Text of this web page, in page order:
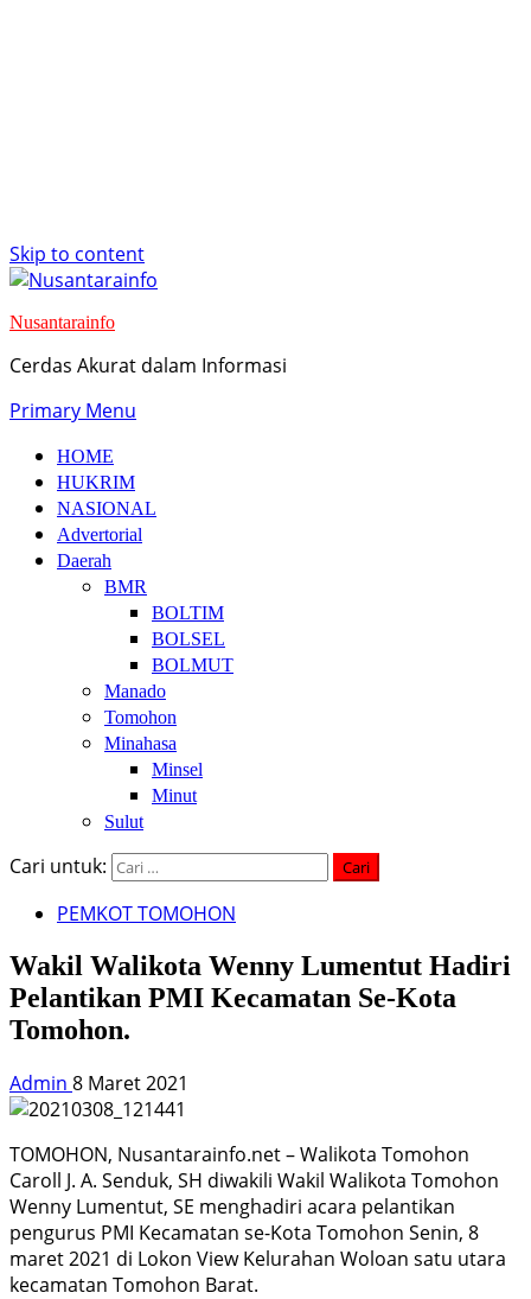
Skip to content
Nusantarainfo
Cerdas Akurat dalam Informasi
Primary Menu
HOME
HUKRIM
NASIONAL
Advertorial
Daerah
BMR
BOLTIM
BOLSEL
BOLMUT
Manado
Tomohon
Minahasa
Minsel
Minut
Sulut
Cari untuk:
PEMKOT TOMOHON
Wakil Walikota Wenny Lumentut Hadiri
Pelantikan PMI Kecamatan Se-Kota
Tomohon.
Admin 8 Maret 2021
TOMOHON, Nusantarainfo.net – Walikota Tomohon
Caroll J. A. Senduk, SH diwakili Wakil Walikota Tomohon
Wenny Lumentut, SE menghadiri acara pelantikan
pengurus PMI Kecamatan se-Kota Tomohon Senin, 8
maret 2021 di Lokon View Kelurahan Woloan satu utara
kecamatan Tomohon Barat.